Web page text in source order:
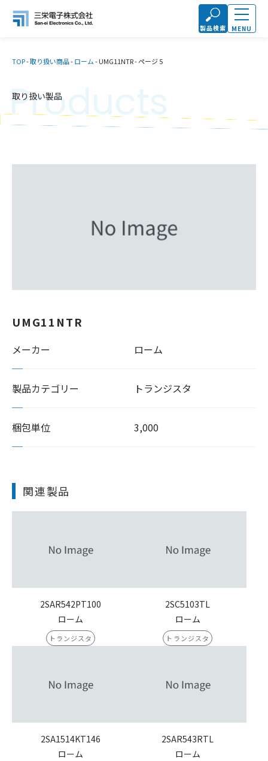
製品検索 MENU
TOP-取り扱い商品-ローム-UMG11NTR-ページ 5
取り扱い製品
Products
UMG11NTR
メーカー ローム
製品カテゴリー トランジスタ
梱包単位 3,000
関連製品
2SAR542PT100
ローム
トランジスタ
2SC5103TL
ローム
トランジスタ
2SA1514KT146
ローム
2SAR543RTL
ローム